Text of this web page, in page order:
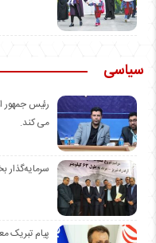
سیاسی
رئیس جمهور
می کند.
️پیام تبریک